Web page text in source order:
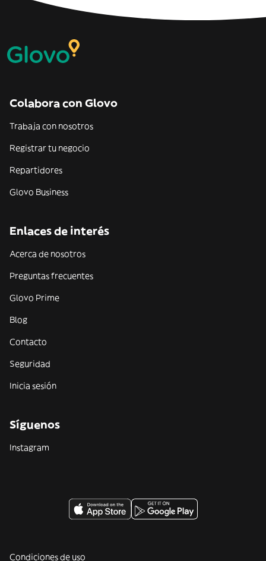
Colabora con Glovo
Trabaja con nosotros
Registrar tu negocio
Repartidores
Glovo Business
Enlaces de interés
Acerca de nosotros
Preguntas frecuentes
Glovo Prime
Blog
Contacto
Seguridad
Inicia sesión
Síguenos
Instagram
Condiciones de uso